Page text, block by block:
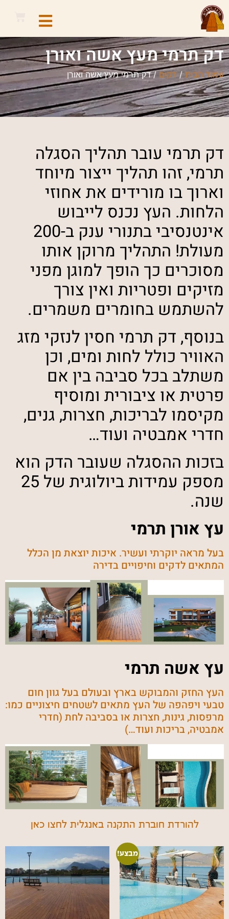
דק תרמי מעץ אשה ואורן
עמוד הבית/דקים/ דק תרמי מעץ אשה ואורן
דק תרמי עובר תהליך הסגלה
תרמי, זהו תהליך ייצור מיוחד
וארוך בו מורידים את אחוזי
הלחות. העץ נכנס לייבוש
אינטנסיבי בתנורי ענק ב-200
מעולת! התהליך מרוקן אותו
מסוכרים כך הופך למוגן מפני
מזיקים ופטריות ואין צורך
להשתמש בחומרים משמרים.
בנוסף, דק תרמי חסין לנזקי מזג
האוויר כולל לחות ומים, וכן
משתלב בכל סביבה בין אם
פרטית או ציבורית ומוסיף
מקיסמו לבריכות, חצרות, גנים,
חדרי אמבטיה ועוד…
בזכות ההסגלה שעובר הדק הוא
מספק עמידות ביולוגית של 25
שנה.
עץ אורן תרמי
בעל מראה יוקרתי ועשיר. איכות יוצאת מן הכלל
המתאים לדקים וחיפויים בדירה
עץ אשה תרמי
העץ החזק והמבוקש בארץ ובעולם בעל גוון חום
טבעי ויפהפה של העץ מתאים לשטחים חיצוניים כמו:
מרפסות, גינות, חצרות או בסביבה לחת (חדרי
אמבטיה, בריכות ועוד…)
להורדת חוברת התקנה באנגלית לחצו כאן
מבצע!